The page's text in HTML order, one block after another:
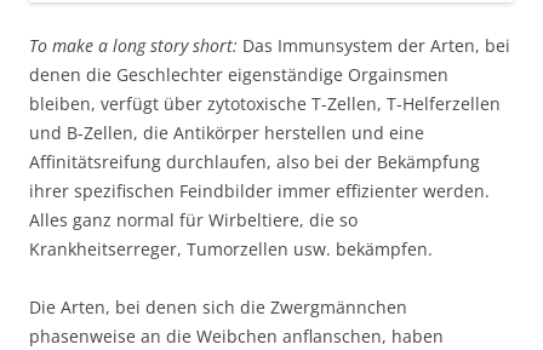
To make a long story short: Das Immunsystem der Arten, bei
denen die Geschlechter eigenständige Orgainsmen
bleiben, verfügt über zytotoxische T-Zellen, T-Helferzellen
und B-Zellen, die Antikörper herstellen und eine
Affinitätsreifung durchlaufen, also bei der Bekämpfung
ihrer spezifischen Feindbilder immer effizienter werden.
Alles ganz normal für Wirbeltiere, die so
Krankheitserreger, Tumorzellen usw. bekämpfen.
Die Arten, bei denen sich die Zwergmännchen
phasenweise an die Weibchen anflanschen, haben